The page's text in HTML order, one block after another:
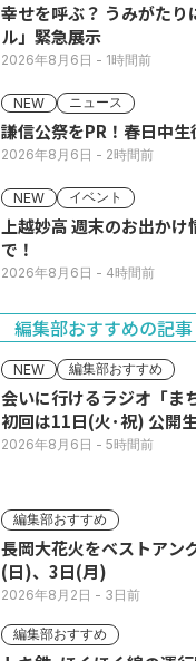
幸せを呼ぶ？ うみがたり
ル」緊急展示
2026年8月6日 - 1時間前
NEW ニュース
謙信公祭をPR！春日中
2026年8月6日 - 2時間前
NEW イベント
上越妙高 週末のお出か
で！
2026年8月6日 - 4時間前
編集部おすすめの記事
NEW 編集部おすすめ
会いに行けるラジオ「ま
初回は11日(火･祝) 公開
2026年8月6日 - 5時間前
編集部おすすめ
長岡大花火をベストアン
(日)、3日(月)
2026年8月2日 - 3日前
編集部おすすめ